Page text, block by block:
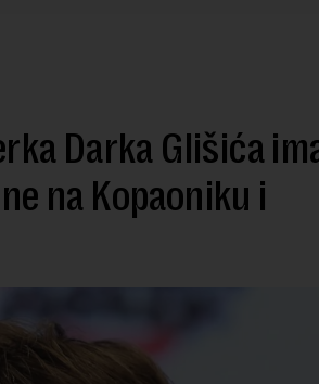
Darka Glišića
na Kopaoniku i